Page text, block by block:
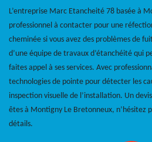
L’entreprise Marc Etancheité 78 basée à
professionnel à contacter pour une
cheminée si vous avez des problèmes de
d’une équipe de travaux d’étanchéité qui
faites appel à ses services. Avec
technologies de pointe pour détecter les
inspection visuelle de l’installation. Un
êtes à Montigny Le Bretonneux, n’hésitez
détails.